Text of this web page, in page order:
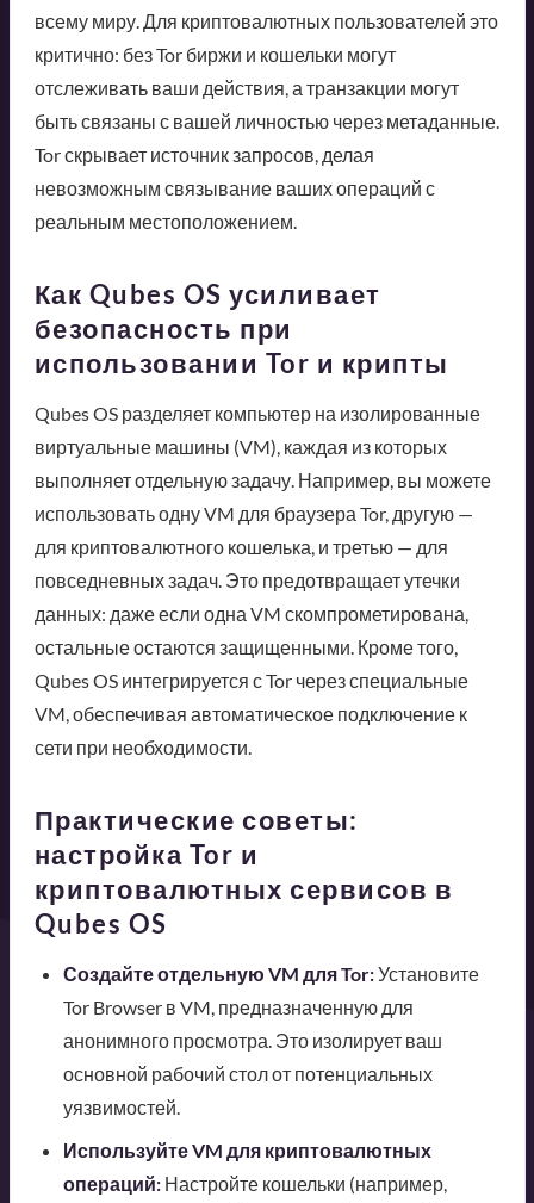
всему миру. Для криптовалютных пользователей это
критично: без Tor биржи и кошельки могут
отслеживать ваши действия, а транзакции могут
быть связаны с вашей личностью через метаданные.
Tor скрывает источник запросов, делая
невозможным связывание ваших операций с
реальным местоположением.
Как Qubes OS усиливает
безопасность при
использовании Tor и крипты
Qubes OS разделяет компьютер на изолированные
виртуальные машины (VM), каждая из которых
выполняет отдельную задачу. Например, вы можете
использовать одну VM для браузера Tor, другую —
для криптовалютного кошелька, и третью — для
повседневных задач. Это предотвращает утечки
данных: даже если одна VM скомпрометирована,
остальные остаются защищенными. Кроме того,
Qubes OS интегрируется с Tor через специальные
VM, обеспечивая автоматическое подключение к
сети при необходимости.
Практические советы:
настройка Tor и
криптовалютных сервисов в
Qubes OS
Создайте отдельную VM для Tor:Установите
Tor Browser в VM, предназначенную для
анонимного просмотра. Это изолирует ваш
основной рабочий стол от потенциальных
уязвимостей.
Используйте VM для криптовалютных
операций:Настройте кошельки (например,